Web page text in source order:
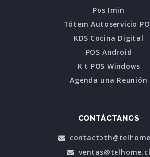
Pos Imin
Tótem Autoservicio
KDS Cocina Digital
POS Android
Kit POS Windows
Agenda una Reunión
CONTÁCTANOS
ventas@telhome.cl